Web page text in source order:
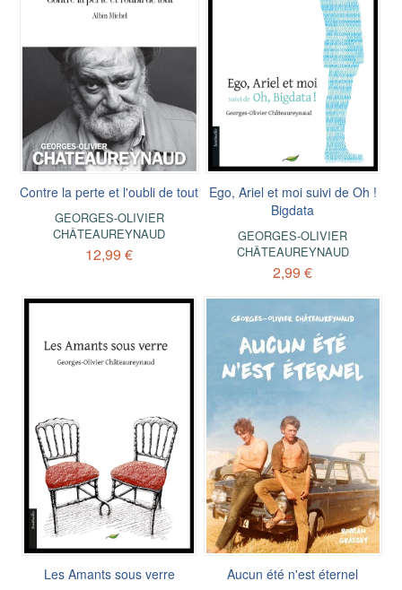
Contre la perte et l'oubli de tout
GEORGES-OLIVIER
CHÂTEAUREYNAUD
12,99 €
Ego, Ariel et moi suivi de Oh !
Bigdata
GEORGES-OLIVIER
CHÂTEAUREYNAUD
2,99 €
Les Amants sous verre Aucun été n'est éternel